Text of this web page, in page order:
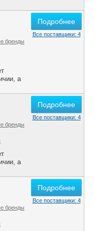
бренды
а
Подробнее
Все поставщики: 4
бренды
а
Подробнее
Все поставщики: 4
бренды
Подробнее
Все поставщики: 4